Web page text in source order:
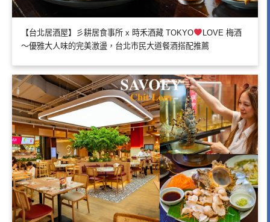
【台北居酒屋】彡耕居食事所 x 時禾酒藏 TOKYO
LOVE 梅酒
～優雅大人味的完美激盪，台北市民大道餐酒搭配推薦